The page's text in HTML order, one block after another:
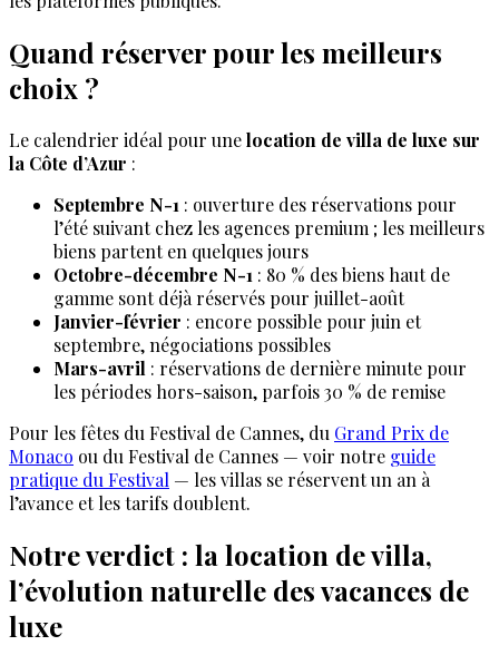
Quand réserver pour les meilleurs
choix ?
Le calendrier idéal pour unelocation de villa de luxe sur
la Côte d’Azur :
Septembre N-1 : ouverture des réservations pour
l’été suivant chez les agences premium ; les meilleurs
biens partent en quelques jours
Octobre-décembre N-1 : 80 % des biens haut de
gamme sont déjà réservés pour juillet-août
Janvier-février : encore possible pour juin et
septembre, négociations possibles
Mars-avril : réservations de dernière minute pour
les périodes hors-saison, parfois 30 % de remise
Pour les fêtes du Festival de Cannes, du Grand Prix de
Monaco ou du Festival de Cannes — voir notre guide
pratique du Festival — les villas se réservent un an à
l’avance et les tarifs doublent.
Notre verdict : la location de villa,
l’évolution naturelle des vacances de
luxe